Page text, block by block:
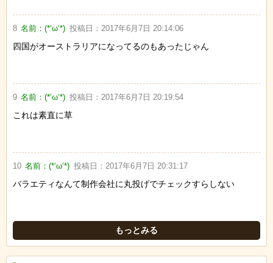
8 名前：(*‘ω‘*) 投稿日： 2017年6月7日 20:14:06
四国がオーストラリアになってるのもあったじゃん
9 名前：(*‘ω‘*) 投稿日： 2017年6月7日 20:19:54
これは素直に草
10 名前：(*‘ω‘*) 投稿日： 2017年6月7日 20:31:17
バラエティなんて制作会社に丸投げでチェックすらしない
もっとみる